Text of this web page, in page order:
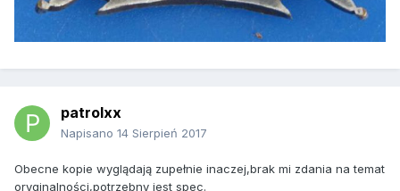
patrolxx
Napisano 14 Sierpień 2017
Obecne kopie wyglądają zupełnie inaczej,brak mi zdania na temat
oryginalności,potrzebny jest spec.